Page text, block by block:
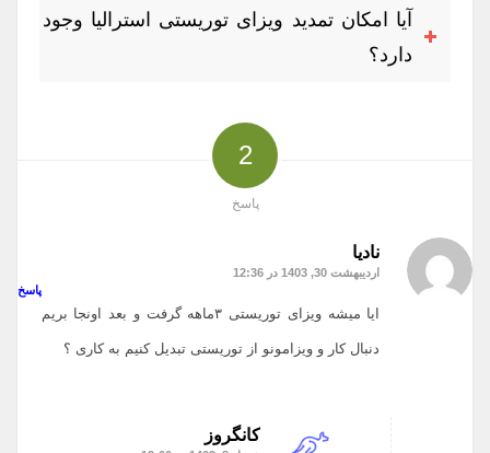
آیا امکان تمدید ویزای توریستی استرالیا وجود
دارد؟
2
پاسخ
نادیا
گفته:
اردیبهشت 30, 1403 در 12:36
ایا میشه ویزای توریستی ۳ماهه گرفت و بعد اونجا بریم
دنبال کار و ویزامونو از توریستی تبدیل کنیم به کاری ؟
پاسخ
کانگروز